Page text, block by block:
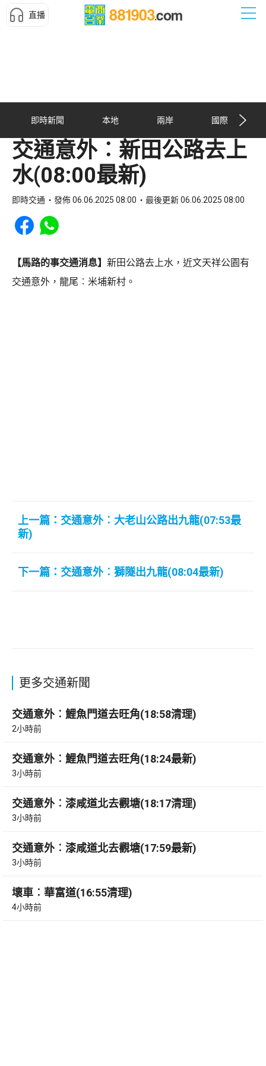
直播
即時新聞 本地 兩岸 國際
交通意外︰新田公路去上
水(08:00最新)
即時交通 發佈 06.06.2025 08:00 最後更新 06.06.2025 08:00
Share to Facebook
Share to WhatsApp
【馬路的事交通消息】 新田公路去上水，近文天祥公園有
交通意外，龍尾︰米埔新村。
上一篇：交通意外︰大老山公路出九龍(07:53最
新)
下一篇：交通意外︰獅隧出九龍(08:04最新)
更多交通新聞
交通意外︰鯉魚門道去旺角(18:58清理)
2小時前
交通意外︰鯉魚門道去旺角(18:24最新)
3小時前
交通意外︰漆咸道北去觀塘(18:17清理)
3小時前
交通意外︰漆咸道北去觀塘(17:59最新)
3小時前
壞車︰華富道(16:55清理)
4小時前